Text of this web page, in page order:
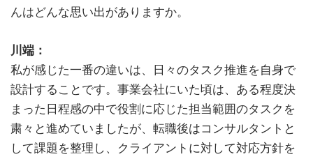
んはどんな思い出がありますか。
川端：
私が感じた一番の違いは、日々のタスク推進を自身で
設計することです。事業会社にいた頃は、ある程度決
まった日程感の中で役割に応じた担当範囲のタスクを
粛々と進めていましたが、転職後はコンサルタントと
して課題を整理し、クライアントに対して対応方針を